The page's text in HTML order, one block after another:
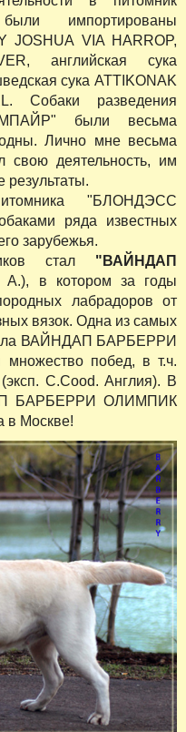
импортированы
JOSHUA VIA HARROP,
английская сука
сука ATTIKONAK
Собаки разведения
были весьма
Лично мне весьма
свою деятельность, им
результаты.
"БЛОНДЭСС
ряда известных
зарубежья.
стал"ВАЙНДАП
А.), в котором за годы
лабрадоров от
вязок. Одна из самых
ВАЙНДАП БАРБЕРРИ
побед, в т.ч.
C.Cood. Англия). В
БАРБЕРРИ ОЛИМПИК
в Москве!